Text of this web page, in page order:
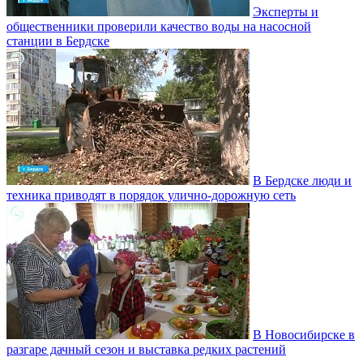
Эксперты и
общественники проверили качество воды на насосной
станции в Бердске
В Бердске люди и
техника приводят в порядок улично‑дорожную сеть
В Новосибирске в
разгаре дачный сезон и выставка редких растений